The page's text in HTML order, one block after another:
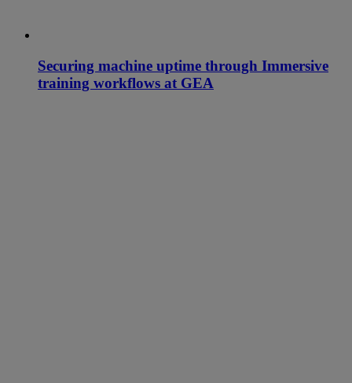
Securing machine uptime through Immersive
training workflows at GEA